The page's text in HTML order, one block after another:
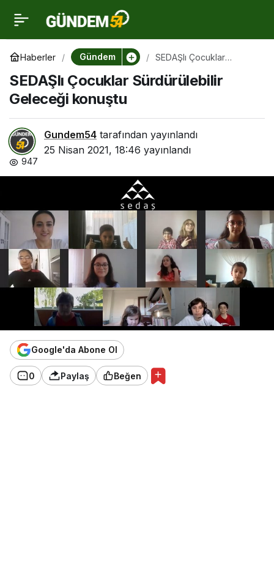
Haberler Gündem
SEDAŞlı Çocuklar
konuştu
SEDAŞlı Çocuklar Sürdürülebilir
Geleceği konuştu
Gundem54 tarafından yayınlandı
25 Nisan 2021, 18:46 yayınlandı
947
Google'da Abone Ol
0 Paylaş Beğen
SEDAŞlı Çocuklar
Sürdürülebilir Geleceği
konuştu